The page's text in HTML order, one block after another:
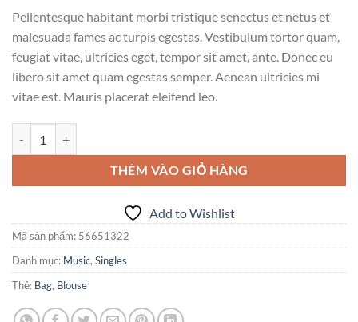
Pellentesque habitant morbi tristique senectus et netus et
malesuada fames ac turpis egestas. Vestibulum tortor quam,
feugiat vitae, ultricies eget, tempor sit amet, ante. Donec eu
libero sit amet quam egestas semper. Aenean ultricies mi
vitae est. Mauris placerat eleifend leo.
THÊM VÀO GIỎ HÀNG
Add to Wishlist
Mã sản phẩm: 56651322
Danh mục: Music, Singles
Thẻ: Bag, Blouse